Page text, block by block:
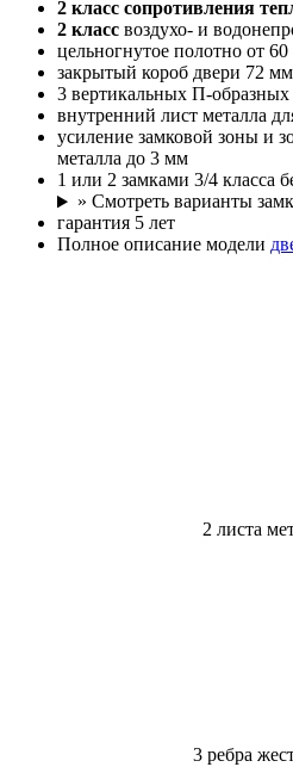
2 класс сопротивления
2 класс воздухо- и
цельногнутое полотно от
закрытый короб двери 72 мм
3 вертикальных П-образных
внутренний лист металла
усиление замковой зоны и
металла до 3 мм
1 или 2 замками 3/4 класса
» Смотреть варианты
гарантия 5 лет
Полное описание модели
2 листа
3 ребра